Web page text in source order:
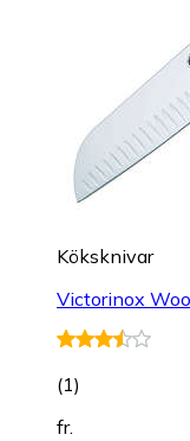
Köksknivar
Victorinox
(1)
fr.